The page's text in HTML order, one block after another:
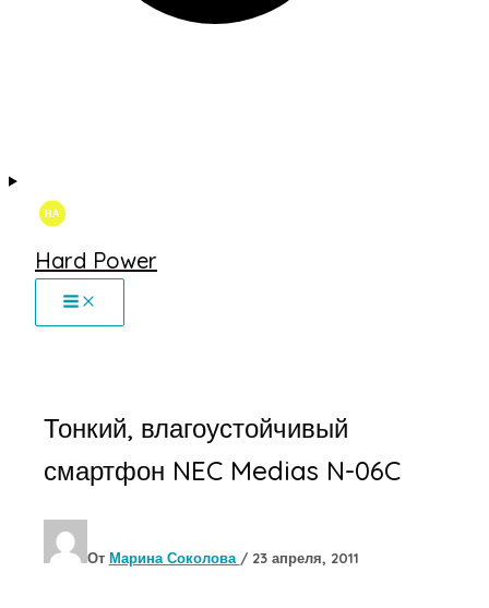
Hard Power
Тонкий, влагоустойчивый
смартфон NEC Medias N-06C
От Марина Соколова / 23 апреля, 2011